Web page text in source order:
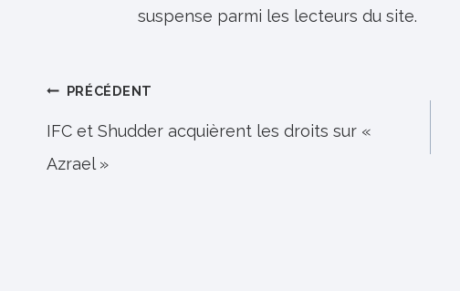
suspense parmi les lecteurs du site.
Navigation
de
l’article
PRÉCÉDENT
IFC et Shudder acquièrent les droits sur «
Azrael »